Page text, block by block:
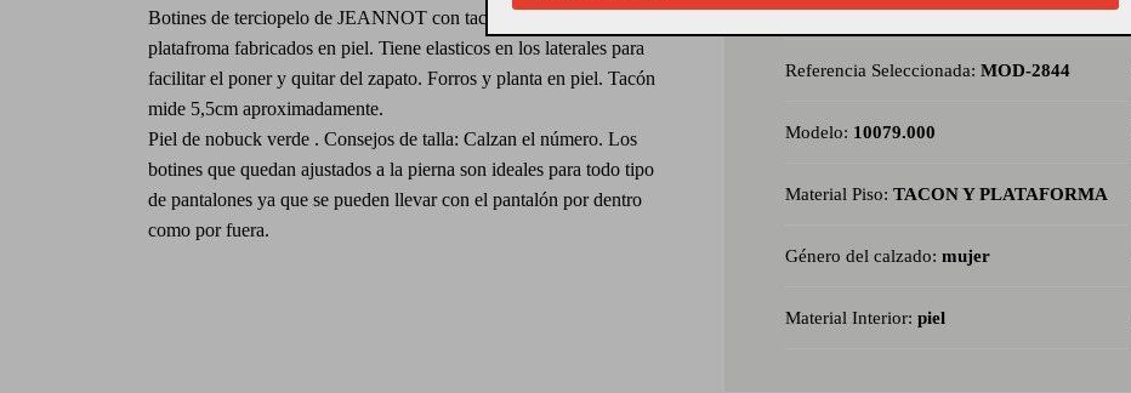
Botines de terciopelo de JEANNOT con tacón cuadrado medio y
platafroma fabricados en piel. Tiene elasticos en los laterales para
facilitar el poner y quitar del zapato. Forros y planta en piel. Tacón
mide 5,5cm aproximadamente.
Piel de nobuck verde . Consejos de talla: Calzan el número. Los
botines que quedan ajustados a la pierna son ideales para todo tipo
de pantalones ya que se pueden llevar con el pantalón por dentro
como por fuera.
Referencia Seleccionada: MOD-2844
Modelo: 10079.000
Material Piso: TACON Y PLATAFORMA
Género del calzado: mujer
Material Interior: piel